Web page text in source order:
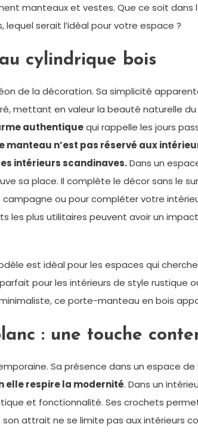
manteaux et vestes. Que ce soit dans
serait l’idéal pour votre espace ?
cylindrique bois
de la décoration. Sa simplicité
mettant en valeur la beauté naturelle
authentiquequi rappelle les jours
manteau n’est pas réservé aux
intérieurs scandinaves.Dans un
sa place. Il complète le décor sans le
ou pour compléter votre
les plus utilitaires peuvent avoir un
est idéal pour les espaces qui
pour les intérieurs de style rustique
ce porte-manteau en bois
: une touche
Sa présence dans un espace
elle respire la modernité. Dans un
et fonctionnalité. Ses crochets
attrait ne se limite pas aux intérieurs